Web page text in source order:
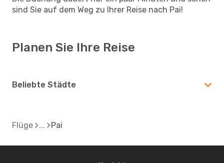
sind Sie auf dem Weg zu Ihrer Reise nach Pai!
Planen Sie Ihre Reise
Beliebte Städte
Flüge Pai